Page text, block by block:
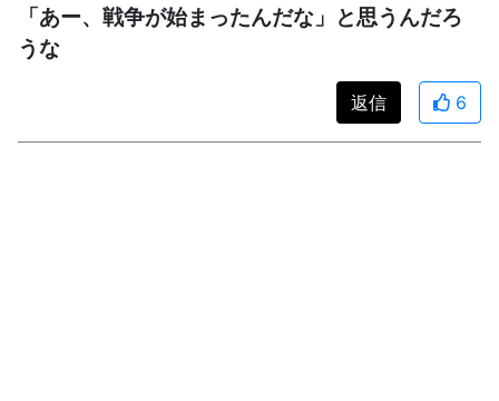
「あー、戦争が始まったんだな」と思うんだろ
うな
返信 6